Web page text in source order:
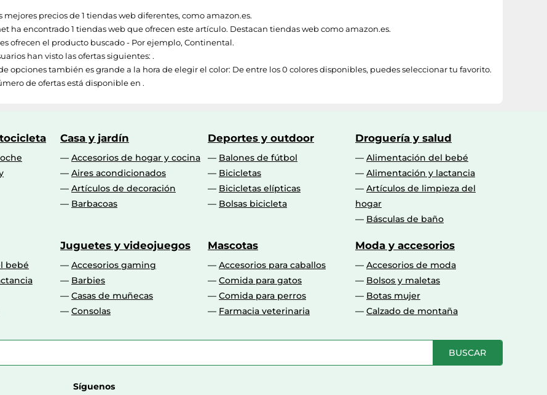
mejores precios de 1 tiendas web diferentes, comoamazon.es.
ha encontrado 1 tiendas web que ofrecen este artículo. Destacan tiendas web comoamazon.es.
ofrecen el producto buscado - Por ejemplo, Continental.
han visto las ofertas siguientes: .
opciones también es grande a la hora de elegir el color: De entre los 0 colores disponibles, puedes seleccionar tu favorito.
de ofertas está disponible en .
Casa y jardín
Accesorios de hogar y cocina
Aires acondicionados
Artículos de decoración
Barbacoas
Deportes y outdoor
Balones de fútbol
Bicicletas
Bicicletas elípticas
Bolsas bicicleta
Droguería y salud
Alimentación del bebé
Alimentación y lactancia
Artículos de limpieza del
hogar
Básculas de baño
bebé
Juguetes y videojuegos
Accesorios gaming
Barbies
Casas de muñecas
Consolas
Mascotas
Accesorios para caballos
Comida para gatos
Comida para perros
Farmacia veterinaria
Moda y accesorios
Accesorios de moda
Bolsos y maletas
Botas mujer
Calzado de montaña
BUSCAR
Síguenos